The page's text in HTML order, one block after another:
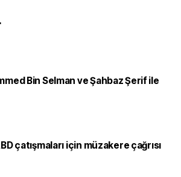
Bin Selman ve Şahbaz Şerif ile
çatışmaları için müzakere çağrısı